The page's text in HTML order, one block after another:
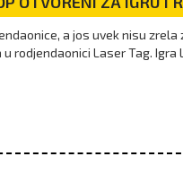
a jos uvek nisu zrela
rodjendaonici Laser Tag. Igra